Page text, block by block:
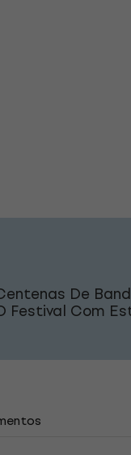
De
Festival Com